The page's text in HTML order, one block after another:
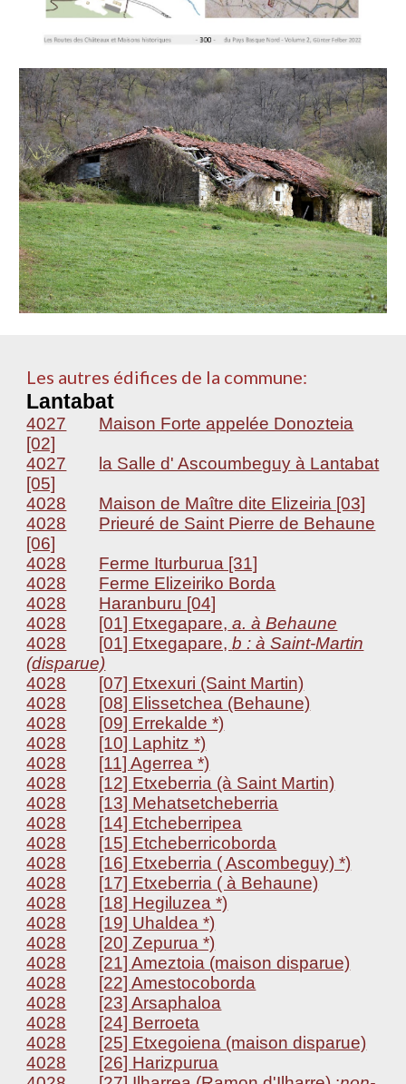
Les autres édifices de la commune:
Lantabat
4027
Maison Forte appelée Donozteia
[02]
4027
la Salle d' Ascoumbeguy à Lantabat
[05]
4028
Maison de Maître dite Elizeiria [03]
4028
Prieuré de Saint Pierre de Behaune
[06]
4028
Ferme Iturburua [31]
4028
Ferme Elizeiriko Borda
4028
Haranburu [04]
4028
[01] Etxegapare, a. à Behaune
4028
[01] Etxegapare,b : à Saint-Martin
(disparue)
4028
[07] Etxexuri (Saint Martin)
4028
[08] Elissetchea (Behaune)
4028
[09] Errekalde *)
4028
[10] Laphitz *)
4028
[11] Agerrea *)
4028
[12] Etxeberria (à Saint Martin)
4028
[13] Mehatsetcheberria
4028
[14] Etcheberripea
4028
[15] Etcheberricoborda
4028
[16] Etxeberria ( Ascombeguy) *)
4028
[17] Etxeberria ( à Behaune)
4028
[18] Hegiluzea *)
4028
[19] Uhaldea *)
4028
[20] Zepurua *)
4028
[21] Ameztoia (maison disparue)
4028
[22] Amestocoborda
4028
[23] Arsaphaloa
4028
[24] Berroeta
4028
[25] Etxegoiena (maison disparue)
4028
[26] Harizpurua